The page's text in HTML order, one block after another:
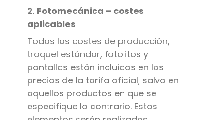
2. Fotomecánica – costes
aplicables
Todos los costes de producción,
troquel estándar, fotolitos y
pantallas están incluidos en los
precios de la tarifa oficial, salvo en
aquellos productos en que se
especifique lo contrario. Estos